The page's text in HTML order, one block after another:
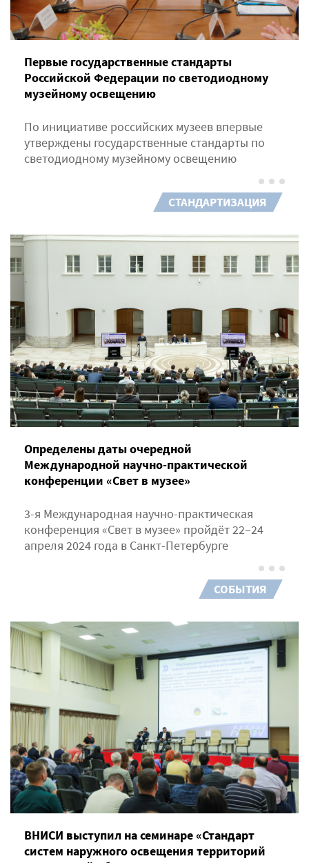
Первые государственные стандарты
Российской Федерации по светодиодному
музейному освещению
По инициативе российских музеев впервые
утверждены государственные стандарты по
светодиодному музейному освещению
СТАНДАРТИЗАЦИЯ
Определены даты очередной
Международной научно-практической
конференции «Свет в музее»
3-я Международная научно-практическая
конференция «Свет в музее» пройдёт 22–24
апреля 2024 года в Санкт-Петербурге
СОБЫТИЯ
ВНИСИ выступил на семинаре «Стандарт
систем наружного освещения территорий